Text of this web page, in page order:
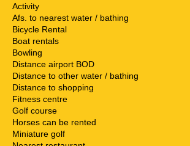
Activity
Afs. to nearest water / bathing
Bicycle Rental
Boat rentals
Bowling
Distance airport BOD
Distance to other water / bathing
Distance to shopping
Fitness centre
Golf course
Horses can be rented
Miniature golf